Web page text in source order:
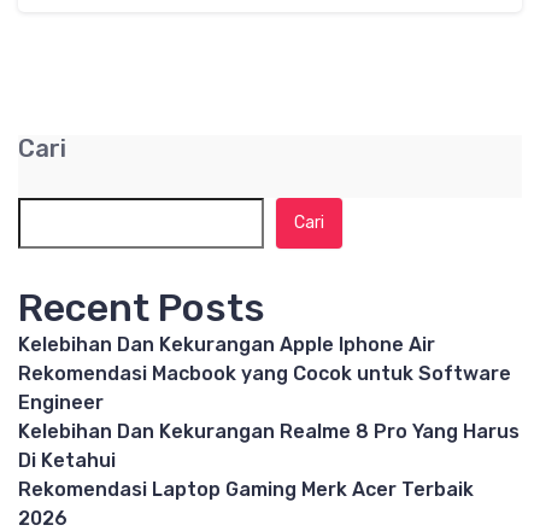
Cari
Cari
Recent Posts
Kelebihan Dan Kekurangan Apple Iphone Air
Rekomendasi Macbook yang Cocok untuk Software
Engineer
Kelebihan Dan Kekurangan Realme 8 Pro Yang Harus
Di Ketahui
Rekomendasi Laptop Gaming Merk Acer Terbaik
2026